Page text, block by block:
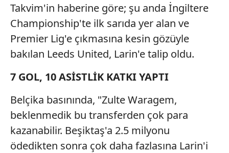
Takvim'in haberine göre; şu anda İngiltere
Championship'te ilk sarıda yer alan ve
Premier Lig'e çıkmasına kesin gözüyle
bakılan Leeds United, Larin'e talip oldu.
7 GOL, 10 ASİSTLİK KATKI YAPTI
Belçika basınında, "Zulte Waragem,
beklenmedik bu transferden çok para
kazanabilir. Beşiktaş'a 2.5 milyonu
ödedikten sonra çok daha fazlasına Larin'i